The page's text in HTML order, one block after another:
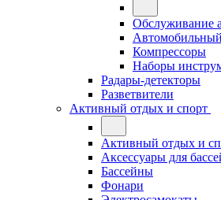
Обслуживание
Компрессоры
Наборы
Радары-детекторы
Разветвители
Активный отдых и спорт
Активный отдых и
Аксессуары для
Бассейны
Фонари